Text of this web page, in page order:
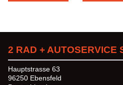
2 RAD + AUTOSERVICE
Hauptstrasse 63
96250 Ebensfeld